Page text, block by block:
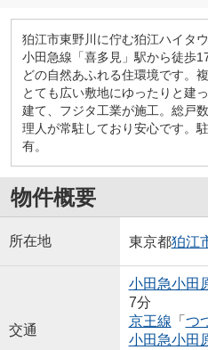
狛江市東野川に佇む狛江ハイタ
小田急線「喜多見」駅から徒歩
どの自然あふれる住環境です。
とても広い敷地にゆったりと建
建て、フジタ工業が施工。総戸
理人が常駐しており安心です。
有。
物件概要
所在地 東京都狛江
交通
小田急小田
7分
京王線 「 つ
小田急小田